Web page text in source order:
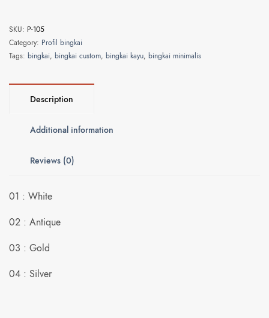
SKU: P-105
Category: Profil bingkai
Tags: bingkai, bingkai custom, bingkai kayu, bingkai minimalis
Description
Additional information
Reviews (0)
01 : White
02 : Antique
03 : Gold
04 : Silver